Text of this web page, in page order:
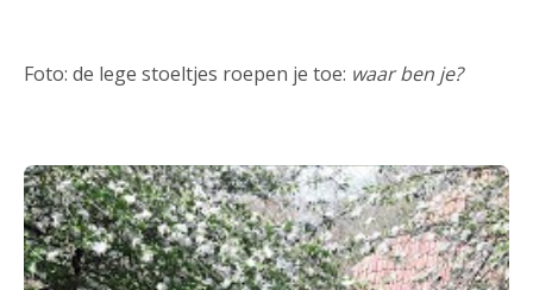
Foto: de lege stoeltjes roepen je toe: waar ben je?